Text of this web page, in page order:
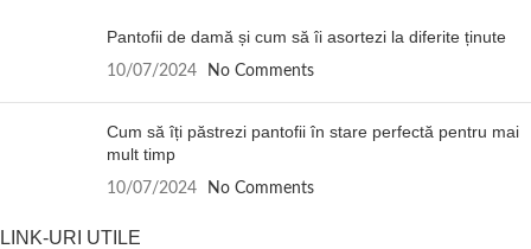
Pantofii de damă și cum să îi asortezi la diferite ținute
10/07/2024 No Comments
Cum să îți păstrezi pantofii în stare perfectă pentru mai
mult timp
10/07/2024 No Comments
LINK-URI UTILE